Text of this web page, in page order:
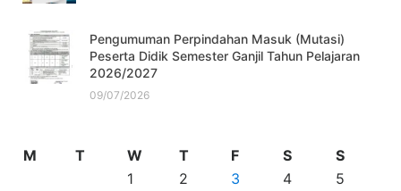
Pengumuman Perpindahan Masuk (Mutasi)
Peserta Didik Semester Ganjil Tahun Pelajaran
2026/2027
09/07/2026
M T W T F S
S
1
2 3 4
5